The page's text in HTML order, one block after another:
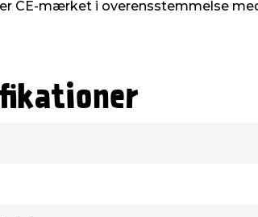
CE-mærket i overensstemmelse